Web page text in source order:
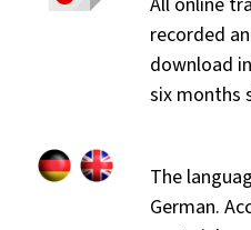
recorded
download
six months
The
German.